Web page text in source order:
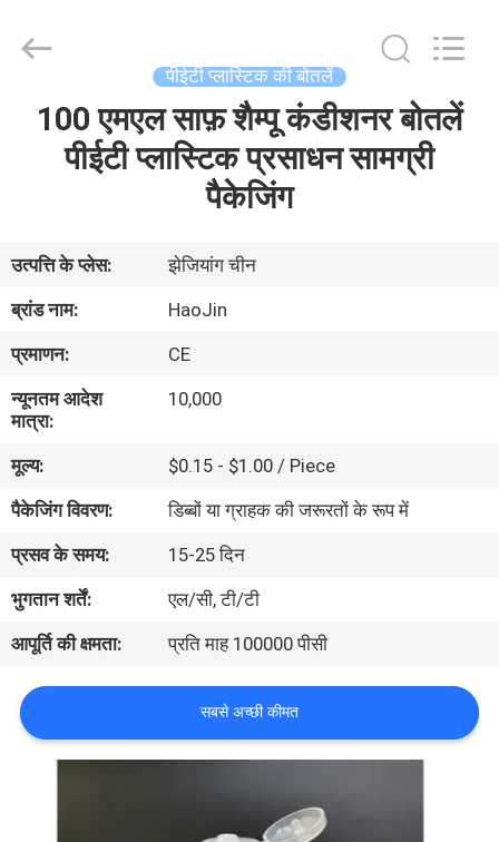
हमारे
बारे
में
कारखाना
भ्रमण
गुणवत्ता
नियंत्रण
संपर्क
एक
Haojin
Plastic
पीईटी प्लास्टिक की बोतलें
100 एमएल साफ़ शैम्पू कंडीशनर बोतलें
पीईटी प्लास्टिक प्रसाधन सामग्री
पैकेजिंग
उत्पत्ति के प्लेस:
झेजियांग चीन
ब्रांड नाम:
HaoJin
प्रमाणन:
CE
न्यूनतम आदेश
मात्रा:
10,000
मूल्य:
$0.15 - $1.00 / Piece
पैकेजिंग विवरण:
डिब्बों या ग्राहक की जरूरतों के रूप में
प्रसव के समय:
15-25 दिन
भुगतान शर्तें:
एल/सी, टी/टी
आपूर्ति की क्षमता:
प्रति माह 100000 पीसी
सबसे अच्छी कीमत